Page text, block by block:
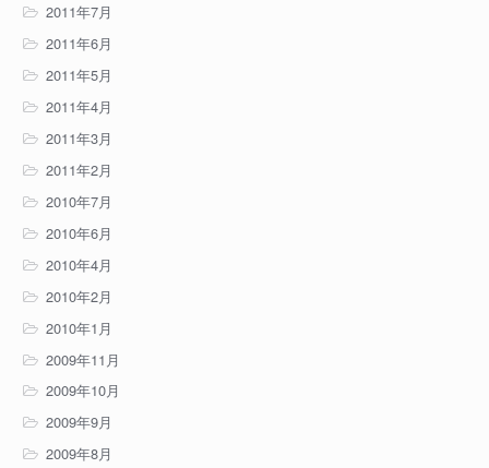
2011年7月
2011年6月
2011年5月
2011年4月
2011年3月
2011年2月
2010年7月
2010年6月
2010年4月
2010年2月
2010年1月
2009年11月
2009年10月
2009年9月
2009年8月